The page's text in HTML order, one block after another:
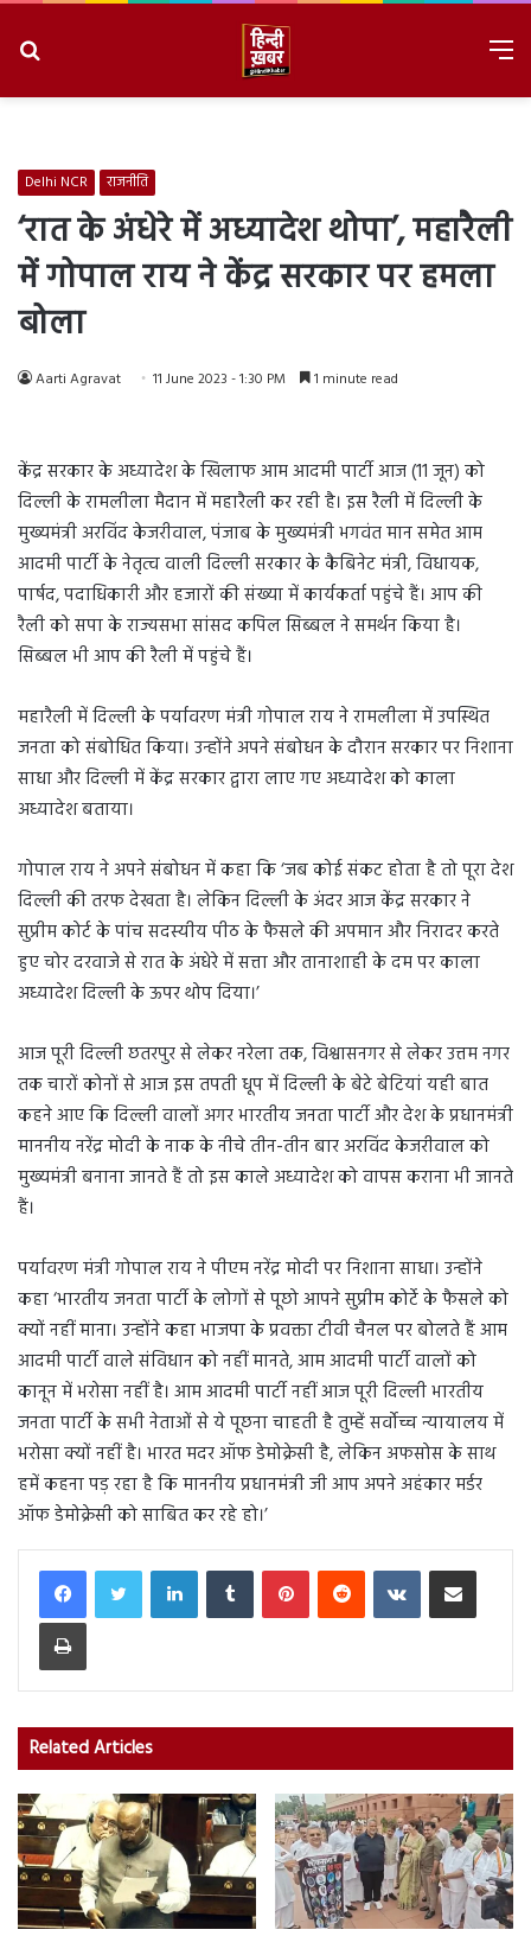
Delhi NCR राजनीति
‘रात के अंधेरे में अध्यादेश थोपा’, महारैली
में गोपाल राय ने केंद्र सरकार पर हमला
बोला
Aarti Agravat 11 June 2023 - 1:30 PM 1 minute read
केंद्र सरकार के अध्यादेश के खिलाफ आम आदमी पार्टी आज (11 जून) को
दिल्ली के रामलीला मैदान में महारैली कर रही है। इस रैली में दिल्ली के
मुख्यमंत्री अरविंद केजरीवाल, पंजाब के मुख्यमंत्री भगवंत मान समेत आम
आदमी पार्टी के नेतृत्व वाली दिल्ली सरकार के कैबिनेट मंत्री, विधायक,
पार्षद, पदाधिकारी और हजारों की संख्या में कार्यकर्ता पहुंचे हैं। आप की
रैली को सपा के राज्यसभा सांसद कपिल सिब्बल ने समर्थन किया है।
सिब्बल भी आप की रैली में पहुंचे हैं।
महारैली में दिल्ली के पर्यावरण मंत्री गोपाल राय ने रामलीला में उपस्थित
जनता को संबोधित किया। उन्होंने अपने संबोधन के दौरान सरकार पर निशाना
साधा और दिल्ली में केंद्र सरकार द्वारा लाए गए अध्यादेश को काला
अध्यादेश बताया।
गोपाल राय ने अपने संबोधन में कहा कि ‘जब कोई संकट होता है तो पूरा देश
दिल्ली की तरफ देखता है। लेकिन दिल्ली के अंदर आज केंद्र सरकार ने
सुप्रीम कोर्ट के पांच सदस्यीय पीठ के फैसले की अपमान और निरादर करते
हुए चोर दरवाजे से रात के अंधेरे में सत्ता और तानाशाही के दम पर काला
अध्यादेश दिल्ली के ऊपर थोप दिया।’
आज पूरी दिल्ली छतरपुर से लेकर नरेला तक, विश्वासनगर से लेकर उत्तम नगर
तक चारों कोनों से आज इस तपती धूप में दिल्ली के बेटे बेटियां यही बात
कहने आए कि दिल्ली वालों अगर भारतीय जनता पार्टी और देश के प्रधानमंत्री
माननीय नरेंद्र मोदी के नाक के नीचे तीन-तीन बार अरविंद केजरीवाल को
मुख्यमंत्री बनाना जानते हैं तो इस काले अध्यादेश को वापस कराना भी जानते
हैं।
पर्यावरण मंत्री गोपाल राय ने पीएम नरेंद्र मोदी पर निशाना साधा। उन्होंने
कहा ‘भारतीय जनता पार्टी के लोगों से पूछो आपने सुप्रीम कोर्टे के फैसले को
क्यों नहीं माना। उन्होंने कहा भाजपा के प्रवक्ता टीवी चैनल पर बोलते हैं आम
आदमी पार्टी वाले संविधान को नहीं मानते, आम आदमी पार्टी वालों को
कानून में भरोसा नहीं है। आम आदमी पार्टी नहीं आज पूरी दिल्ली भारतीय
जनता पार्टी के सभी नेताओं से ये पूछना चाहती है तुम्हें सर्वोच्च न्यायालय में
भरोसा क्यों नहीं है। भारत मदर ऑफ डेमोक्रेसी है, लेकिन अफसोस के साथ
हमें कहना पड़ रहा है कि माननीय प्रधानमंत्री जी आप अपने अहंकार मर्डर
ऑफ डेमोक्रेसी को साबित कर रहे हो।’
LinkedInTumblr PinterestReddit VKontakteShare via Email
Print
Related Articles